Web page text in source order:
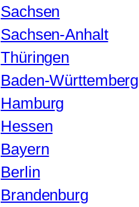
Sachsen
Sachsen-Anhalt
Thüringen
Baden-Württemberg
Hamburg
Hessen
Bayern
Berlin
Brandenburg